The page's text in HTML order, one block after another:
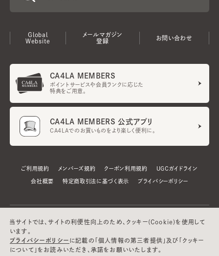
Global
Website
メールマガジン
登録
お問い合わせ
CA4LA MEMBERS
ポイントサービスや会員ランクに応じた
特典をご用意。
CA4LA MEMBERS 公式アプリ
CA4LAでのお買いものをより楽しく便利に。
ご利用規約 メンバーズ規約 クーポン利用規約 UGCガイドライン
会社概要 特定商取引法に基づく表示 プライバシーポリシー
当サイトでは、サイトの利便性向上のため、クッキー(Cookie)を使用して
います。
プライバシーポリシー に記載の「個人情報の第三者提供」及び「クッキー
について」をお読みいただき、承諾をお願いいたします。